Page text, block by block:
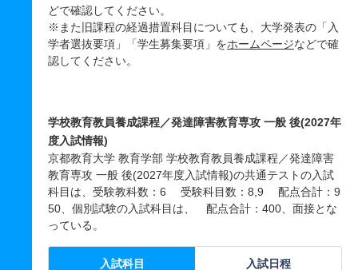
どで確認してください。
※また旧課程の経過措置科目についても、大学発表の「入
学者選抜要項」「学生募集要項」をホームページなどで確
認してください。
学校教育教員養成課程／発達障害教育専攻 一般 後(2027年
度入試情報)
京都教育大学 教育学部 学校教育教員養成課程／発達障害
教育専攻 一般 後(2027年度入試情報)の共通テストの入試
科目は、受験教科数：6 受験科目数：8,9 配点合計：9
50、個別試験の入試科目は、 配点合計：400、面接とな
っている。
入試科目 入試日程